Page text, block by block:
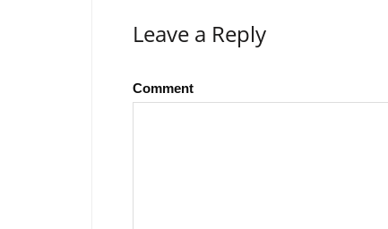
Leave a Reply
Comment